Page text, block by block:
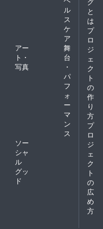
ル
ス
ケ
ア
アー
ト・
写真
舞
台
・
パ
フ
ォ
ー
マ
ン
ス
ソー
シャ
ル
グッ
ド
と
は
プ
ロ
ジ
ェ
ク
ト
の
作
り
方
プ
ロ
ジ
ェ
ク
ト
の
広
め
方